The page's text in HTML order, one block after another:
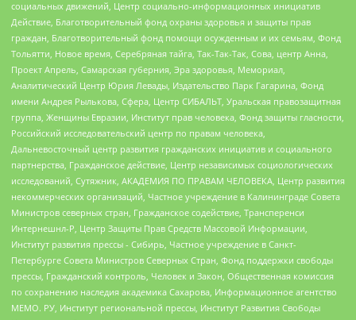
социальных движений, Центр социально-информационных инициатив
Действие, Благотворительный фонд охраны здоровья и защиты прав
граждан, Благотворительный фонд помощи осужденным и их семьям, Фонд
Тольятти, Новое время, Серебряная тайга, Так-Так-Так, Сова, центр Анна,
Проект Апрель, Самарская губерния, Эра здоровья, Мемориал,
Аналитический Центр Юрия Левады, Издательство Парк Гагарина, Фонд
имени Андрея Рылькова, Сфера, Центр СИБАЛЬТ, Уральская правозащитная
группа, Женщины Евразии, Институт прав человека, Фонд защиты гласности,
Российский исследовательский центр по правам человека,
Дальневосточный центр развития гражданских инициатив и социального
партнерства, Гражданское действие, Центр независимых социологических
исследований, Сутяжник, АКАДЕМИЯ ПО ПРАВАМ ЧЕЛОВЕКА, Центр развития
некоммерческих организаций, Частное учреждение в Калининграде Совета
Министров северных стран, Гражданское содействие, Трансперенси
Интернешнл-Р, Центр Защиты Прав Средств Массовой Информации,
Институт развития прессы - Сибирь, Частное учреждение в Санкт-
Петербурге Совета Министров Северных Стран, Фонд поддержки свободы
прессы, Гражданский контроль, Человек и Закон, Общественная комиссия
по сохранению наследия академика Сахарова, Информационное агентство
МЕМО. РУ, Институт региональной прессы, Институт Развития Свободы